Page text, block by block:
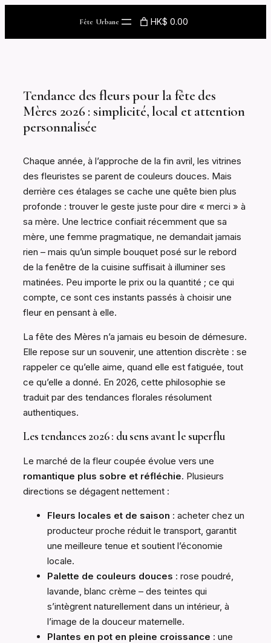
content
Fête Urbane HK$ 0.00
Tendance des fleurs pour la fête des
Mères 2026 : simplicité, local et attention
personnalisée
Chaque année, à l’approche de la fin avril, les vitrines
des fleuristes se parent de couleurs douces. Mais
derrière ces étalages se cache une quête bien plus
profonde : trouver le geste juste pour dire « merci » à
sa mère. Une lectrice confiait récemment que sa
mère, une femme pragmatique, ne demandait jamais
rien – mais qu’un simple bouquet posé sur le rebord
de la fenêtre de la cuisine suffisait à illuminer ses
matinées. Peu importe le prix ou la quantité ; ce qui
compte, ce sont ces instants passés à choisir une
fleur en pensant à elle.
La fête des Mères n’a jamais eu besoin de démesure.
Elle repose sur un souvenir, une attention discrète : se
rappeler ce qu’elle aime, quand elle est fatiguée, tout
ce qu’elle a donné. En 2026, cette philosophie se
traduit par des tendances florales résolument
authentiques.
Les tendances 2026 : du sens avant le superflu
Le marché de la fleur coupée évolue vers une
romantique plus sobre et réfléchie. Plusieurs
directions se dégagent nettement :
Fleurs locales et de saison : acheter chez un
producteur proche réduit le transport, garantit
une meilleure tenue et soutient l’économie
locale.
Palette de couleurs douces : rose poudré,
lavande, blanc crème – des teintes qui
s’intègrent naturellement dans un intérieur, à
l’image de la douceur maternelle.
Plantes en pot en pleine croissance : une